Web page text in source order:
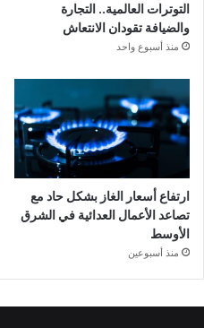
التوترات العالمية.. التجارة
والضيافة تقودان الانتعاش
منذ أسبوع واحد
ارتفاع أسعار الغاز بشكل حاد مع
تصاعد الأعمال العدائية في الشرق
الأوسط
منذ أسبوعين